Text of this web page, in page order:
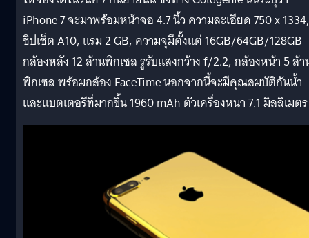
iPhone 7 จะมาพร้อมหน้าจอ 4.7 นิ้ว ความละเอียด 750 x 1334,
ชิปเซ็ต A10, แรม 2 GB, ความจุมีตั้งแต่ 16GB/64GB/128GB
กล้องหลัง 12 ล้านพิกเซล รูรับแสงกว้าง f/2.2, กล้องหน้า 5 ล้า
พิกเซล พร้อมกล้อง FaceTime นอกจากนี้จะมีคุณสมบัติกันน้ำ
และแบตเตอรีที่มากขึ้น 1960 mAh ตัวเครื่องหนา 7.1 มิลลิเมตร